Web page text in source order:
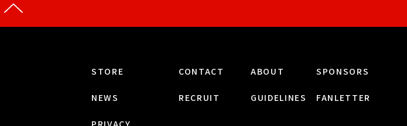
STORE CONTACT ABOUT SPONSORS
NEWS RECRUIT GUIDELINES FANLETTER
PRIVACY